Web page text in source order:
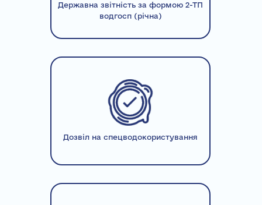
Державна звітність за формою 2-ТП
водгосп (річна)
Дозвіл на спецводокористування